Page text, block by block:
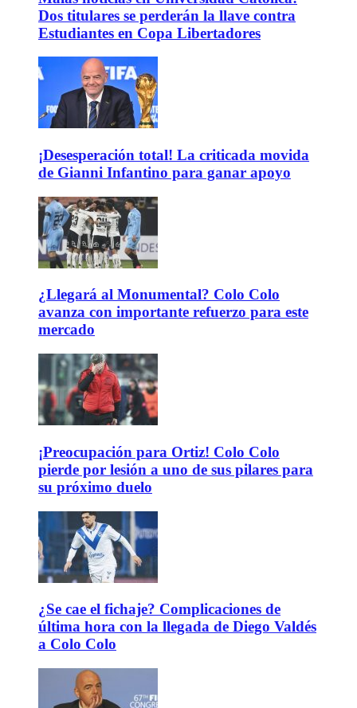
Dos titulares se perderán la llave contra
Estudiantes en Copa Libertadores
¡Desesperación total! La criticada movida
de Gianni Infantino para ganar apoyo
¿Llegará al Monumental? Colo Colo
avanza con importante refuerzo para este
mercado
¡Preocupación para Ortiz! Colo Colo
pierde por lesión a uno de sus pilares para
su próximo duelo
¿Se cae el fichaje? Complicaciones de
última hora con la llegada de Diego Valdés
a Colo Colo